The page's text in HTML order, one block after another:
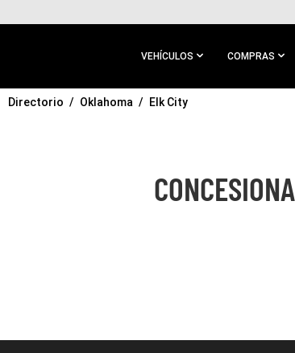
CONTENIDO
VEHÍCULOS COMPRAS
IR A
Directorio Oklahoma Elk City